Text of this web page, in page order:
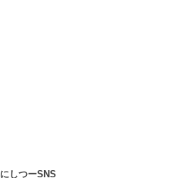
にしつーSNS